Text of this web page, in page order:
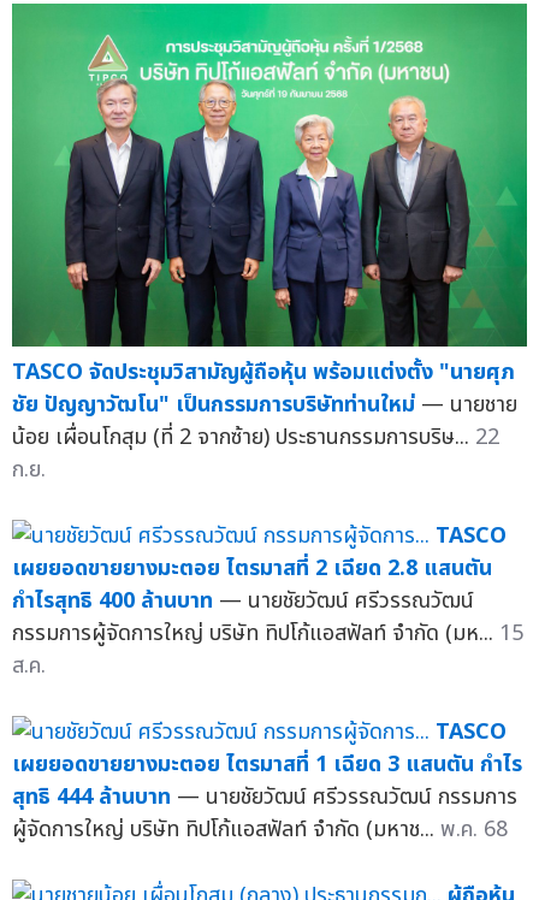
TASCO จัดประชุมวิสามัญผู้ถือหุ้น พร้อมแต่งตั้ง "นายศุภ
ชัย ปัญญาวัฒโน" เป็นกรรมการบริษัทท่านใหม่ — นายชาย
น้อย เผื่อนโกสุม (ที่ 2 จากซ้าย) ประธานกรรมการบริษ... 22
ก.ย.
TASCO
เผยยอดขายยางมะตอย ไตรมาสที่ 2 เฉียด 2.8 แสนตัน
กำไรสุทธิ 400 ล้านบาท — นายชัยวัฒน์ ศรีวรรณวัฒน์
กรรมการผู้จัดการใหญ่ บริษัท ทิปโก้แอสฟัลท์ จำกัด (มห... 15
ส.ค.
TASCO
เผยยอดขายยางมะตอย ไตรมาสที่ 1 เฉียด 3 แสนตัน กำไร
สุทธิ 444 ล้านบาท — นายชัยวัฒน์ ศรีวรรณวัฒน์ กรรมการ
ผู้จัดการใหญ่ บริษัท ทิปโก้แอสฟัลท์ จำกัด (มหาช... พ.ค. 68